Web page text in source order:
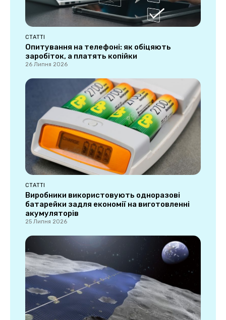
СТАТТІ
Опитування на телефоні: як обіцяють
заробіток, а платять копійки
26 Липня 2026
СТАТТІ
Виробники використовують одноразові
батарейки задля економії на виготовленні
акумуляторів
25 Липня 2026